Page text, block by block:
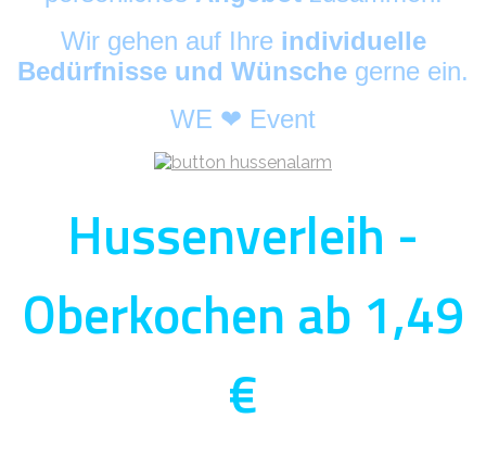
Wir gehen auf Ihre individuelle
Bedürfnisse und Wünsche gerne ein.
WE ❤ Event
Hussenverleih -
Oberkochen ab 1,49
€